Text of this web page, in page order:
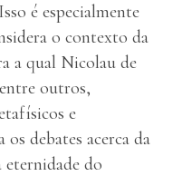
é especialmente
o contexto da
a qual Nicolau de
outros,
e
debates acerca da
do